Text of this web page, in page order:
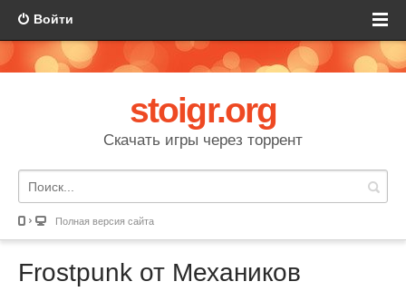
Войти
stoigr.org
Скачать игры через торрент
Полная версия сайта
Frostpunk от Механиков